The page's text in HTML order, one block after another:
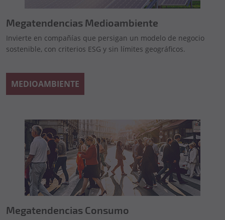
Megatendencias Medioambiente
Invierte en compañías que persigan un modelo de negocio
sostenible, con criterios ESG y sin límites geográficos.
MEDIOAMBIENTE
Megatendencias Consumo